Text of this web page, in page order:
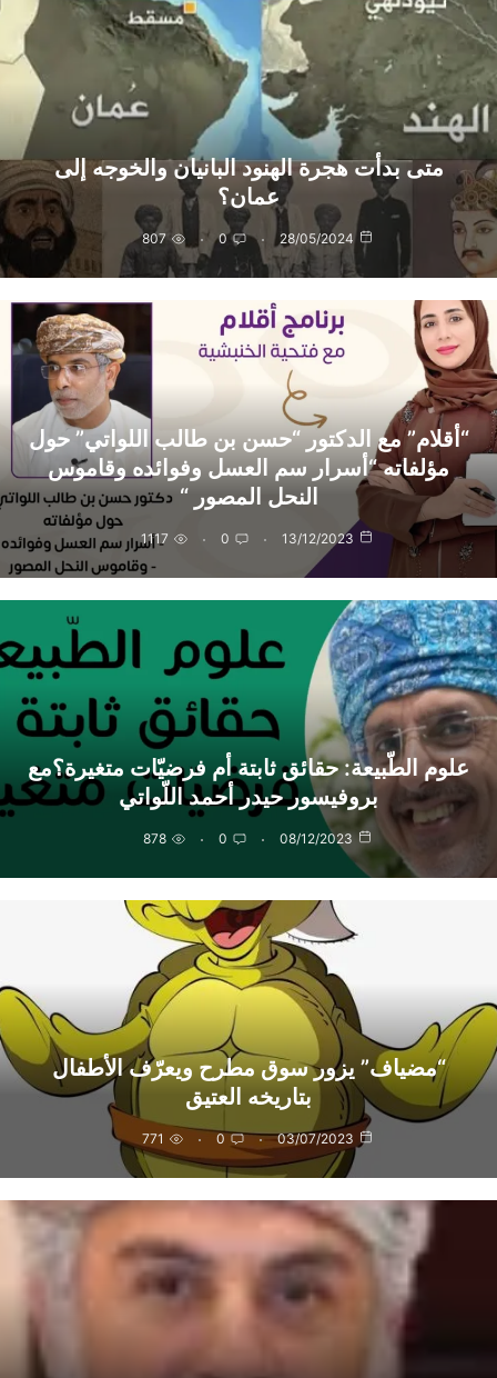
متى بدأت هجرة الهنود البانيان والخوجه إلى
عمان؟
28/05/2024
0
807
“أقلام” مع الدكتور “حسن بن طالب اللواتي” حول
مؤلفاته “أسرار سم العسل وفوائده وقاموس
النحل المصور “
13/12/2023
0
1117
علوم الطّبيعة: حقائق ثابتة أم فرضيّات متغيرة؟مع
بروفيسور حيدر أحمد اللّواتي
08/12/2023
0
878
“مضياف” يزور سوق مطرح ويعرّف الأطفال
بتاريخه العتيق
03/07/2023
0
771